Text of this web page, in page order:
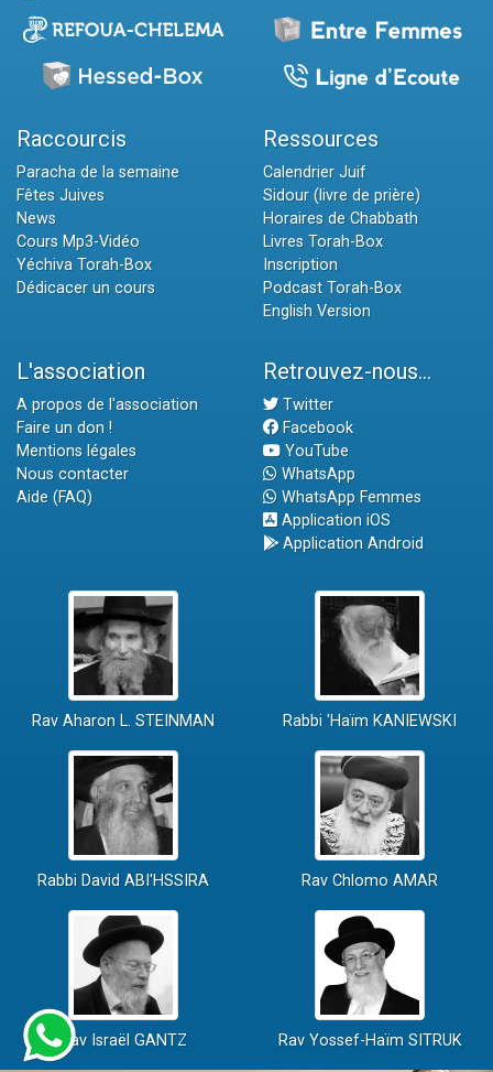
Raccourcis
Paracha de la semaine
Fêtes Juives
News
Cours Mp3-Vidéo
Yéchiva Torah-Box
Dédicacer un cours
Ressources
Calendrier Juif
Sidour (livre de prière)
Horaires de Chabbath
Livres Torah-Box
Inscription
Podcast Torah-Box
English Version
L'association
A propos de l'association
Faire un don !
Mentions légales
Nous contacter
Aide (FAQ)
Retrouvez-nous...
Twitter
Facebook
YouTube
WhatsApp
WhatsApp Femmes
Application iOS
Application Android
Rav Aharon L. STEINMAN Rabbi 'Haïm KANIEWSKI
Rabbi David ABI'HSSIRA Rav Chlomo AMAR
Rav Israël GANTZ Rav Yossef-Haïm SITRUK